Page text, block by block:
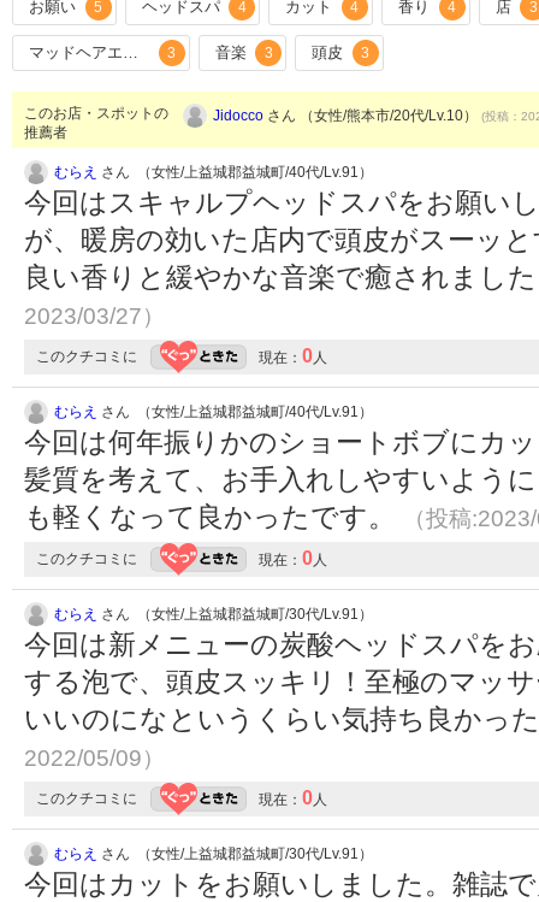
お願い 5 ヘッドスパ 4 カット 4 香り 4 店 3
3 音楽 3 頭皮 3
このお店・スポットの
推薦者
Jidocco さん （女性/熊本市/20代/Lv.10） (投稿：
むらえ さん （女性/上益城郡益城町/40代/Lv.91）
今回はスキャルプヘッドスパをお願い
が、暖房の効いた店内で頭皮がスーッ
良い香りと緩やかな音楽で癒されまし
2023/03/27）
このクチコミに 現在： 0人
むらえ さん （女性/上益城郡益城町/40代/Lv.91）
今回は何年振りかのショートボブにカ
髪質を考えて、お手入れしやすいよう
も軽くなって良かったです。
（投稿
このクチコミに 現在： 0人
むらえ さん （女性/上益城郡益城町/30代/Lv.91）
今回は新メニューの炭酸ヘッドスパを
する泡で、頭皮スッキリ！至極のマッ
いいのになというくらい気持ち良かっ
2022/05/09）
このクチコミに 現在： 0人
むらえ さん （女性/上益城郡益城町/30代/Lv.91）
今回はカットをお願いしました。雑誌